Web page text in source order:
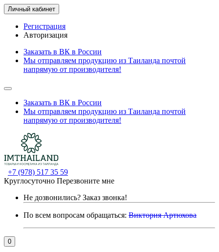
Личный кабинет
Регистрация
Авторизация
Заказать в ВК в России
Мы отправляем продукцию из Таиланда почтой
напрямую от производителя!
Заказать в ВК в России
Мы отправляем продукцию из Таиланда почтой
напрямую от производителя!
+7 (978) 517 35 59
Круглосуточно Перезвоните мне
Не дозвонились? Заказ звонка!
По всем вопросам обращаться: Виктория Артюхова
0